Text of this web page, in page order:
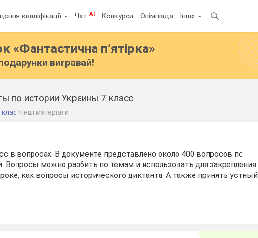
кваліфікації ЧатAI Конкурси Олімпіада Інше
«Фантастична п’ятірка»
вигравай!
по истории Украины 7 класс
клас Інші матеріали
в вопросах. В документе представлено около 400 вопросов по
Вопросы можно разбить по темам и использовать для закрепления
как вопросы исторического диктанта. А также принять устный